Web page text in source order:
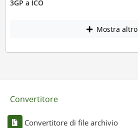
3GP a ICO
Mostra altro
Convertitore
Convertitore di file archivio